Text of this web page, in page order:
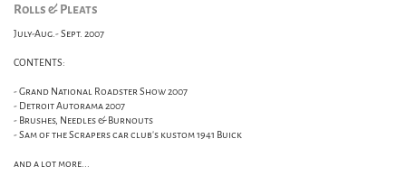
Rolls & Pleats
July-Aug.- Sept. 2007
CONTENTS:
- Grand National Roadster Show 2007
- Detroit Autorama 2007
- Brushes, Needles & Burnouts
- Sam of the Scrapers car club's kustom 1941 Buick
and a lot more...